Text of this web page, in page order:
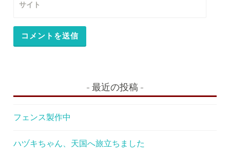
サイト
最近の投稿
フェンス製作中
ハヅキちゃん、天国へ旅立ちました